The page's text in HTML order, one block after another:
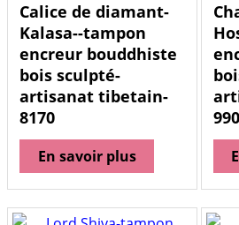
Calice de diamant-
Kalasa--tampon
encreur bouddhiste
bois sculpté-
artisanat tibetain-
8170
En savoir plus